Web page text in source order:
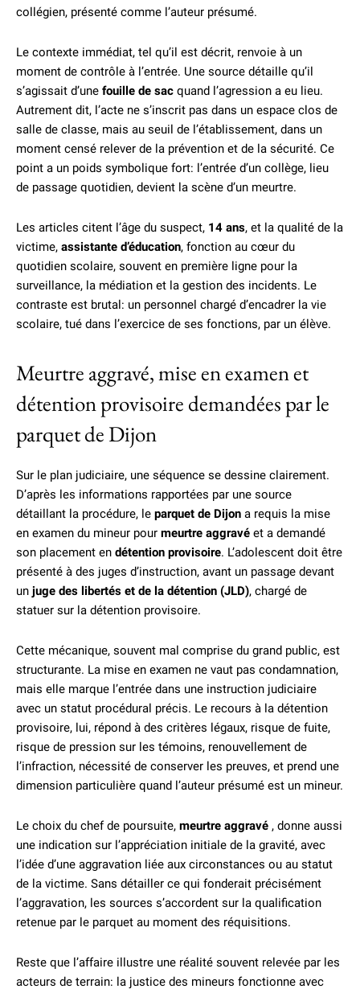
collégien, présenté comme l’auteur présumé.
Le contexte immédiat, tel qu’il est décrit, renvoie à un
moment de contrôle à l’entrée. Une source détaille qu’il
s’agissait d’une fouille de sac quand l’agression a eu lieu.
Autrement dit, l’acte ne s’inscrit pas dans un espace clos de
salle de classe, mais au seuil de l’établissement, dans un
moment censé relever de la prévention et de la sécurité. Ce
point a un poids symbolique fort: l’entrée d’un collège, lieu
de passage quotidien, devient la scène d’un meurtre.
Les articles citent l’âge du suspect, 14 ans, et la qualité de la
victime, assistante d’éducation, fonction au cœur du
quotidien scolaire, souvent en première ligne pour la
surveillance, la médiation et la gestion des incidents. Le
contraste est brutal: un personnel chargé d’encadrer la vie
scolaire, tué dans l’exercice de ses fonctions, par un élève.
Meurtre aggravé, mise en examen et
détention provisoire demandées par le
parquet de Dijon
Sur le plan judiciaire, une séquence se dessine clairement.
D’après les informations rapportées par une source
détaillant la procédure, le parquet de Dijon a requis la mise
en examen du mineur pour meurtre aggravé et a demandé
son placement en détention provisoire. L’adolescent doit être
présenté à des juges d’instruction, avant un passage devant
un juge des libertés et de la détention (JLD), chargé de
statuer sur la détention provisoire.
Cette mécanique, souvent mal comprise du grand public, est
structurante. La mise en examen ne vaut pas condamnation,
mais elle marque l’entrée dans une instruction judiciaire
avec un statut procédural précis. Le recours à la détention
provisoire, lui, répond à des critères légaux, risque de fuite,
risque de pression sur les témoins, renouvellement de
l’infraction, nécessité de conserver les preuves, et prend une
dimension particulière quand l’auteur présumé est un mineur.
Le choix du chef de poursuite, meurtre aggravé , donne aussi
une indication sur l’appréciation initiale de la gravité, avec
l’idée d’une aggravation liée aux circonstances ou au statut
de la victime. Sans détailler ce qui fonderait précisément
l’aggravation, les sources s’accordent sur la qualification
retenue par le parquet au moment des réquisitions.
Reste que l’affaire illustre une réalité souvent relevée par les
acteurs de terrain: la justice des mineurs fonctionne avec